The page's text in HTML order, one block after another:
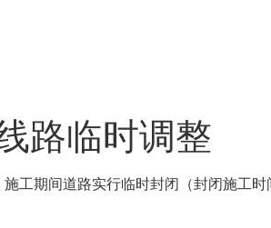
路临时调整
工期间道路实行临时封闭（封闭施工